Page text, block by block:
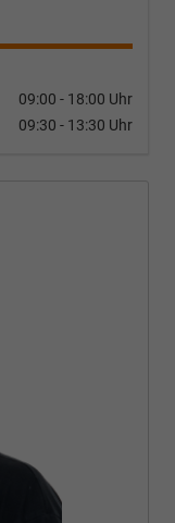
09:00 - 18:00 Uhr
09:30 - 13:30 Uhr